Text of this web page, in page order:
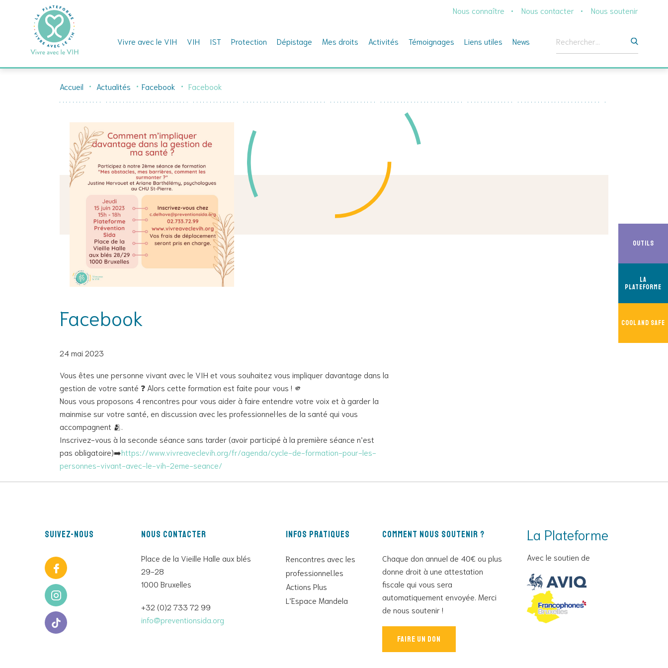
Skip
Nous connaître Nous contacter Nous soutenir
Vivre avec le VIH VIH IST Protection Dépistage Mes droits Activités Témoignages Liens utiles News
Outils
La
Plateforme
Cool And Safe
Accueil Actualités Facebook Facebook
Facebook
24 mai 2023
Vous êtes une personne vivant avec le VIH et vous souhaitez vous impliquer davantage dans la
gestion de votre santé ❓ Alors cette formation est faite pour vous ! 🫵
Nous vous proposons 4 rencontres pour vous aider à faire entendre votre voix et à garder la
mainmise sur votre santé, en discussion avec les professionnel·les de la santé qui vous
accompagnent 🫂.
Inscrivez-vous à la seconde séance sans tarder (avoir participé à la première séance n’est
pas obligatoire)➡️https://www.vivreaveclevih.org/fr/agenda/cycle-de-formation-pour-les-
personnes-vivant-avec-le-vih-2eme-seance/
Suivez-nous Nous contacter
Place de la Vieille Halle aux blés
29-28
1000 Bruxelles
+32 (0)2 733 72 99
info@preventionsida.org
Infos pratiques
Rencontres avec les
professionnel.les
Actions Plus
L’Espace Mandela
Comment nous soutenir ?
Chaque don annuel de 40€ ou plus
donne droit à une attestation
fiscale qui vous sera
automatiquement envoyée. Merci
de nous soutenir !
Faire un don
La Plateforme
Avec le soutien de